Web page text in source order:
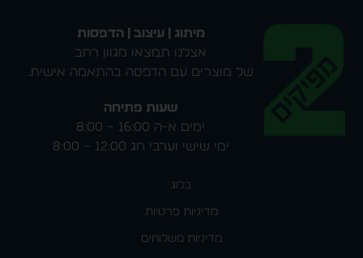
מיתוג | עיצוב | הדפסות
אצלנו תמצאו מגוון רחב
של מוצרים עם הדפסה בהתאמה אישית.
שעות פתיחה
ימים א-ה 16:00 – 8:00
ימי שישי וערבי חג 12:00 – 8:00
בלוג
מדיניות פרטיות
מדיניות משלוחים